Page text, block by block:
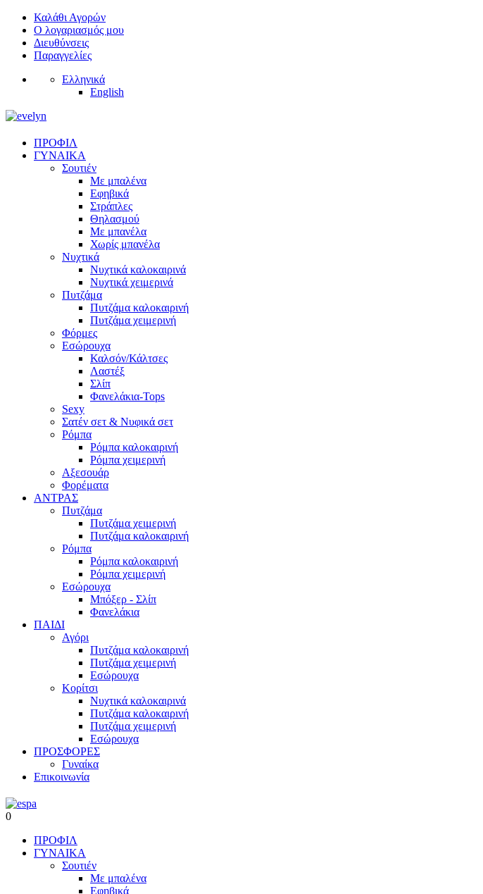
Καλάθι Αγορών
Ο λογαριασμός μου
Διευθύνσεις
Παραγγελίες
Ελληνικά
English
ΠΡΟΦΙΛ
ΓΥΝΑΙΚΑ
Σουτιέν
Με μπαλένα
Εφηβικά
Στράπλες
Θηλασμού
Με μπανέλα
Χωρίς μπανέλα
Νυχτικά
Νυχτικά καλοκαιρινά
Νυχτικά χειμερινά
Πυτζάμα
Πυτζάμα καλοκαιρινή
Πυτζάμα χειμερινή
Φόρμες
Εσώρουχα
Καλσόν/Κάλτσες
Λαστέξ
Σλίπ
Φανελάκια-Tops
Sexy
Σατέν σετ & Νυφικά σετ
Ρόμπα
Ρόμπα καλοκαιρινή
Ρόμπα χειμερινή
Αξεσουάρ
Φορέματα
ΑΝΤΡΑΣ
Πυτζάμα
Πυτζάμα χειμερινή
Πυτζάμα καλοκαιρινή
Ρόμπα
Ρόμπα καλοκαιρινή
Ρόμπα χειμερινή
Εσώρουχα
Μπόξερ - Σλίπ
Φανελάκια
ΠΑΙΔΙ
Αγόρι
Πυτζάμα καλοκαιρινή
Πυτζάμα χειμερινή
Εσώρουχα
Κορίτσι
Νυχτικά καλοκαιρινά
Πυτζάμα καλοκαιρινή
Πυτζάμα χειμερινή
Εσώρουχα
ΠΡΟΣΦΟΡΕΣ
Γυναίκα
Επικοινωνία
0
ΠΡΟΦΙΛ
ΓΥΝΑΙΚΑ
Σουτιέν
Με μπαλένα
Εφηβικά